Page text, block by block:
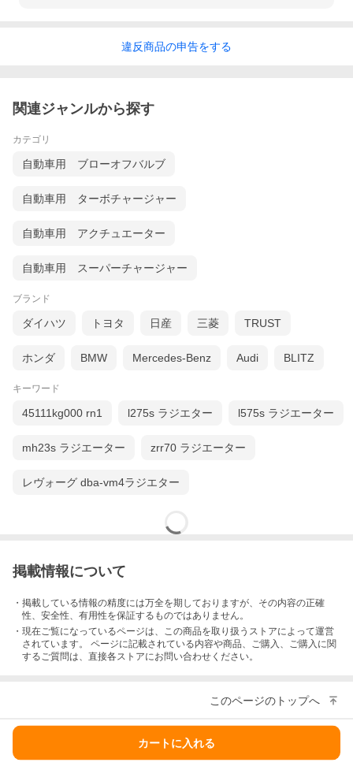
違反商品の申告をする
関連ジャンルから探す
カテゴリ
自動車用 ブローオフバルブ
自動車用 ターボチャージャー
自動車用 アクチュエーター
自動車用 スーパーチャージャー
ブランド
ダイハツ トヨタ 日産 三菱 TRUST
ホンダ BMW Mercedes-Benz Audi BLITZ
キーワード
45111kg000 rn1 l275s ラジエター l575s ラジエーター
mh23s ラジエーター zrr70 ラジエーター
レヴォーグ dba-vm4ラジエター
掲載情報について
・掲載している情報の精度には万全を期しておりますが、その内容の正確
性、安全性、有用性を保証するものではありません。
・現在ご覧になっているページは、この商品を取り扱うストアによって運営
されています。 ページに記載されている内容や商品、ご購入 、ご購入に関
するご質問は、直接各ストアにお問い合わせください。
このページのトップへ
カートに入れる